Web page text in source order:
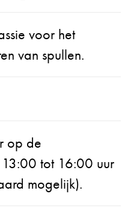
voor het
van spullen.
op de
tot 16:00 uur
mogelijk).